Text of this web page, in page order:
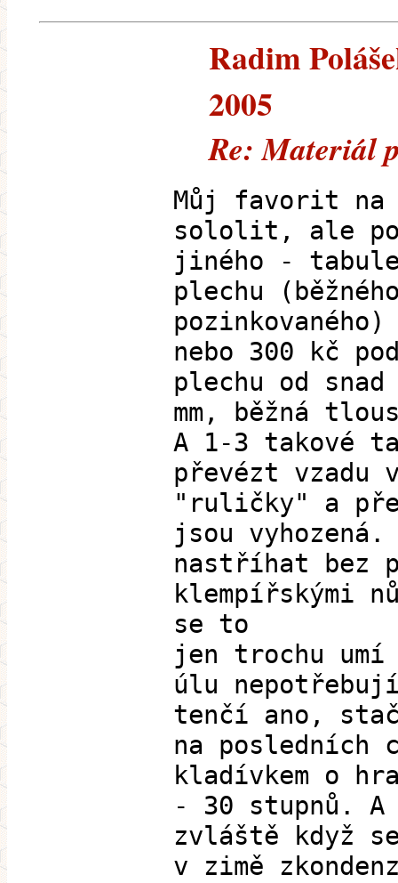
Radim
2005
Re: Materiál
Můj favorit na
sololit, ale
jiného - tabule
plechu
nebo 300 kč
plechu od
mm, běžná
A 1-3 takové
převézt vzadu
"ruličky" a
jsou vyhozená.
nastříhat bez
klempířskými
se to
jen trochu umí
úlu
tenčí ano,
na posledních
kladívkem o
- 30 stupnů.
zvláště když
v zimě